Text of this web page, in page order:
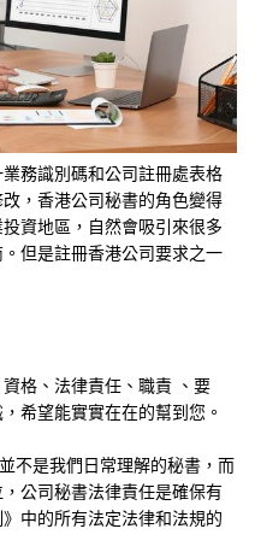
務識別碼和公司註冊處表格
，香港公司秘書的角色變得
資地區，自然會吸引來很多
但是註冊香港公司要求之一
格、法律責任、職責 、要
希望能實實在在的幫到您。
不是我們日常理解的秘書，而
公司秘書法律責任是確保有
中的所有法定法律和法規的